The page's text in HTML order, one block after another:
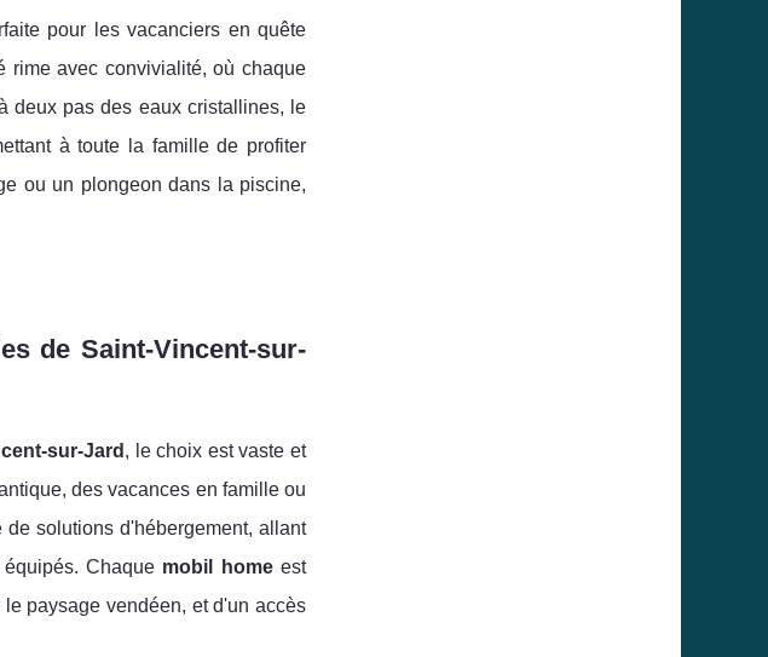
pour les vacanciers en quête
rime avec convivialité, où chaque
deux pas des eaux cristallines, le
à toute la famille de profiter
ou un plongeon dans la piscine,
de Saint-Vincent-sur-
sur-Jard , le choix est vaste et
des vacances en famille ou
de solutions d'hébergement, allant
équipés. Chaque mobil homeest
paysage vendéen, et d'un accès